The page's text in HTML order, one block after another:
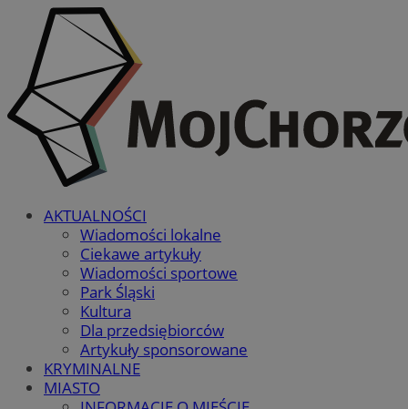
AKTUALNOŚCI
Wiadomości lokalne
Ciekawe artykuły
Wiadomości sportowe
Park Śląski
Kultura
Dla przedsiębiorców
Artykuły sponsorowane
KRYMINALNE
MIASTO